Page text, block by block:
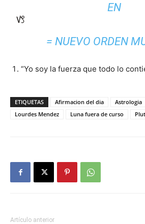
EN
= NUEVO ORDEN
“Yo soy la fuerza que todo lo
ETIQUETAS Afirmacion del dia Astrologia
Lourdes Mendez
Luna fuera de curso
Artículo anterior